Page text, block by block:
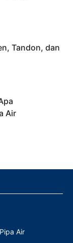
Tandon, dan
Air
Air